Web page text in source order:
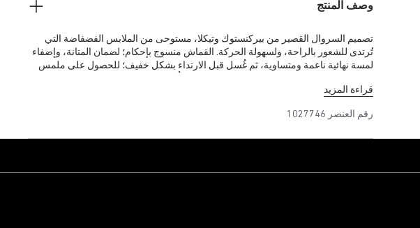
وصف المنتج
تصميم السروال القصير من بيركنستوك وتيكلا، مستوحى من الملابس الفضفاضة التي
تُرتدى للشعور بالراحة، ولسهولة الحركة. القماش منسوج بإحكام؛ لضمان المتانة، وإضفاء
لمسة نهائية ناعمة ومتساوية، ثم غُسل قبل الارتداء بشكل خفيف؛ للحصول على ملمس
ونقائه حتى بعد سنوات من الاستخدام.
قراءة المزيد
رقم العنصر 1027746